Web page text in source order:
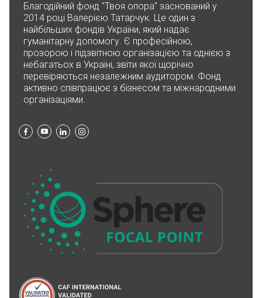
Благодійний фонд "Твоя опора" заснований у
2014 році Валерією Татарчук. Це один з
найбільших фондів України, який надає
гуманітарну допомогу. Є професійною,
прозорою і підзвітною організацією та однією з
небагатьох в Україні, звіти якої щорічно
перевіряються незалежним аудитором. Фонд
активно співпрацює з бізнесом та міжнародними
організаціями.